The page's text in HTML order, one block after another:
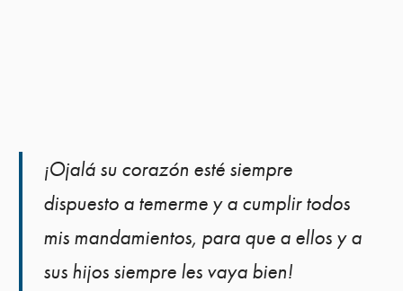
¡Ojalá su corazón esté siempre
dispuesto a temerme y a cumplir todos
mis mandamientos, para que a ellos y a
sus hijos siempre les vaya bien!